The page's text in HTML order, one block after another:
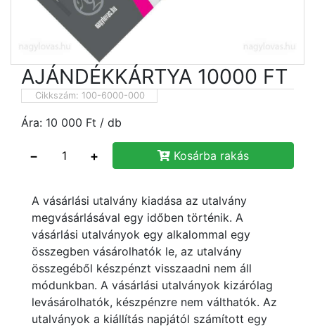
AJÁNDÉKKÁRTYA 10000 FT
Cikkszám: 100-6000-000
Ára: 10 000 Ft / db
− + Kosárba rakás
A vásárlási utalvány kiadása az utalvány
megvásárlásával egy időben történik. A
vásárlási utalványok egy alkalommal egy
összegben vásárolhatók le, az utalvány
összegéből készpénzt visszaadni nem áll
módunkban. A vásárlási utalványok kizárólag
levásárolhatók, készpénzre nem válthatók. Az
utalványok a kiállítás napjától számított egy